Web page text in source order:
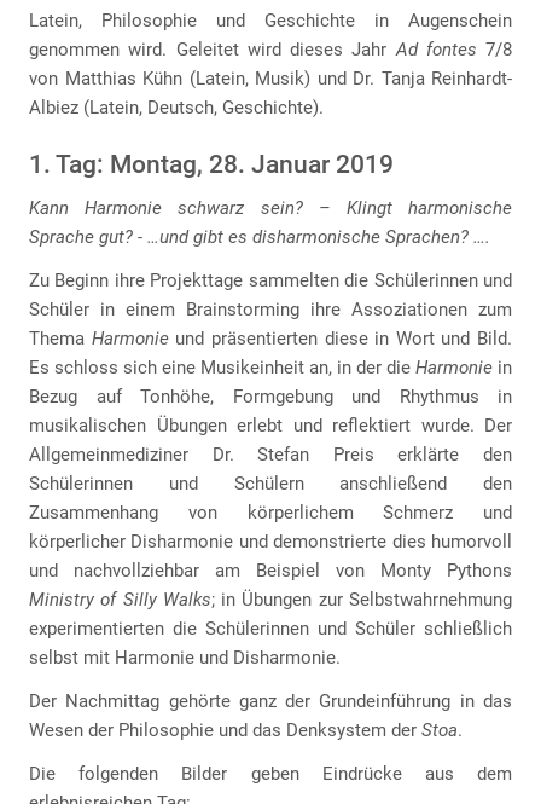
Latein, Philosophie und Geschichte in Augenschein
genommen wird. Geleitet wird dieses JahrAd fontes 7/8
von Matthias Kühn (Latein, Musik) und Dr. Tanja Reinhardt-
Albiez (Latein, Deutsch, Geschichte).
1. Tag: Montag, 28. Januar 2019
Kann Harmonie schwarz sein? – Klingt harmonische
Sprache gut? - …und gibt es disharmonische Sprachen? ….
Zu Beginn ihre Projekttage sammelten die Schülerinnen und
Schüler in einem Brainstorming ihre Assoziationen zum
Thema Harmonieund präsentierten diese in Wort und Bild.
Es schloss sich eine Musikeinheit an, in der die Harmonie in
Bezug auf Tonhöhe, Formgebung und Rhythmus in
musikalischen Übungen erlebt und reflektiert wurde. Der
Allgemeinmediziner Dr. Stefan Preis erklärte den
Schülerinnen und Schülern anschließend den
Zusammenhang von körperlichem Schmerz und
körperlicher Disharmonie und demonstrierte dies humorvoll
und nachvollziehbar am Beispiel von Monty Pythons
Ministry of Silly Walks; in Übungen zur Selbstwahrnehmung
experimentierten die Schülerinnen und Schüler schließlich
selbst mit Harmonie und Disharmonie.
Der Nachmittag gehörte ganz der Grundeinführung in das
Wesen der Philosophie und das Denksystem der Stoa.
Die folgenden Bilder geben Eindrücke aus dem